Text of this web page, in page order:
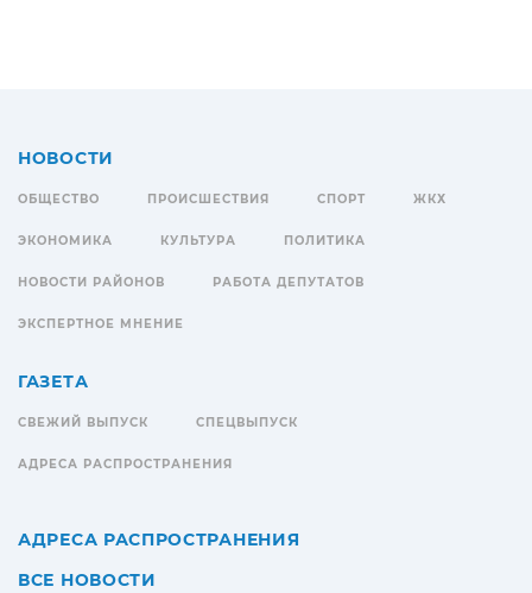
НОВОСТИ
ОБЩЕСТВО ПРОИСШЕСТВИЯ СПОРТ ЖКХ
ЭКОНОМИКА КУЛЬТУРА ПОЛИТИКА
НОВОСТИ РАЙОНОВ РАБОТА ДЕПУТАТОВ
ЭКСПЕРТНОЕ МНЕНИЕ
ГАЗЕТА
СВЕЖИЙ ВЫПУСК СПЕЦВЫПУСК
АДРЕСА РАСПРОСТРАНЕНИЯ
АДРЕСА РАСПРОСТРАНЕНИЯ
ВСЕ НОВОСТИ